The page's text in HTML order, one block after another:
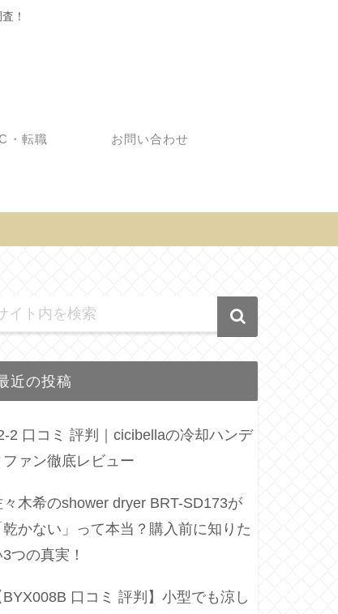
！
・転職 お問い合わせ
近の投稿
2 口コミ 評判｜cicibellaの冷却ハンデ
ファン徹底レビュー
々木希のshower dryer BRT-SD173が
乾かない」って本当？購入前に知りた
3つの真実！
BYX008B 口コミ 評判】小型でも涼し